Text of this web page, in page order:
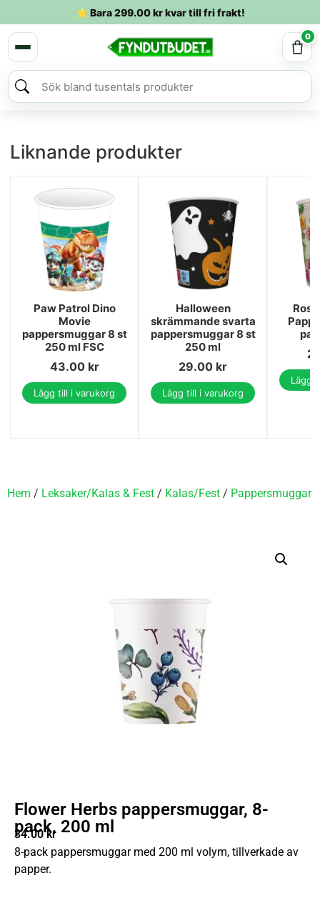
⭐ Bara299.00krkvar till fri frakt!
0
Liknande produkter
Paw Patrol Dino
Movie
pappersmuggar 8 st
250 ml FSC
43.00 kr
Lägg till i varukorg
Halloween
skrämmande svarta
pappersmuggar 8 st
250 ml
29.00 kr
Lägg till i varukorg
Lägg
Hem / Leksaker/Kalas & Fest / Kalas/Fest / Pappersmuggar/
Flower Herbs pappersmuggar, 8-
pack, 200 ml
34.00kr
8-pack pappersmuggar med 200 ml volym, tillverkade av
papper.